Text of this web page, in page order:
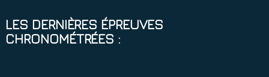
LES DERNIÈRES ÉPREUVES
CHRONOMÉTRÉES :